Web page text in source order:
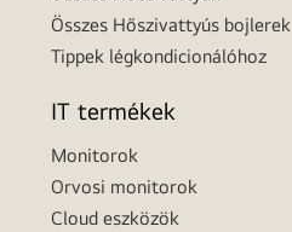
Összes Hőszivattyús bojlerek
Tippek légkondicionálóhoz
IT termékek
Monitorok
Orvosi monitorok
Cloud eszközök